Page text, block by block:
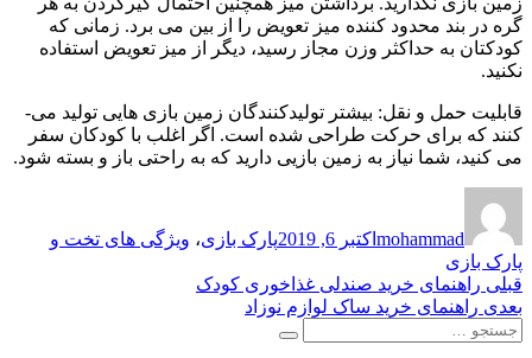
گره در بند محدود کننده میز تعویض را از بین می برد. زمانی که
کودکتان به حداکثر وزن مجاز رسید، دیگر از میز تعویض استفاده
نکنید.
قابلیت حمل­ و نقل: بیشتر تولیدکنندگان زمین بازی­ هایی تولید می­
کنند که برای حرکت طراحی­ شده ­است. اگر اغلب با کودکان سفر
می­ کنید، شما نیاز به زمین بازیی دارید که به راحتی باز و بسته شود.
mohammadدر
اکتبر 6, 2019 پارک بازی، ویژگی ­های تخت و
پارک بازی
راهبری
نوشته
قبلی نوشته
قبلی:
راهنمای خرید صندلی غذاخوری کودک
بعدی نوشته
بعدی:
راهنمای خرید ساک لوازم نوزاد
جستجو
جستجو